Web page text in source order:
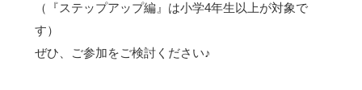
（『ステップアップ編』は小学4年生以上が対象で
す）
ぜひ、ご参加をご検討ください♪